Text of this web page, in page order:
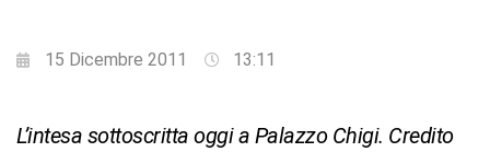
15 Dicembre 2011 13:11
L’intesa sottoscritta oggi a Palazzo Chigi. Credito